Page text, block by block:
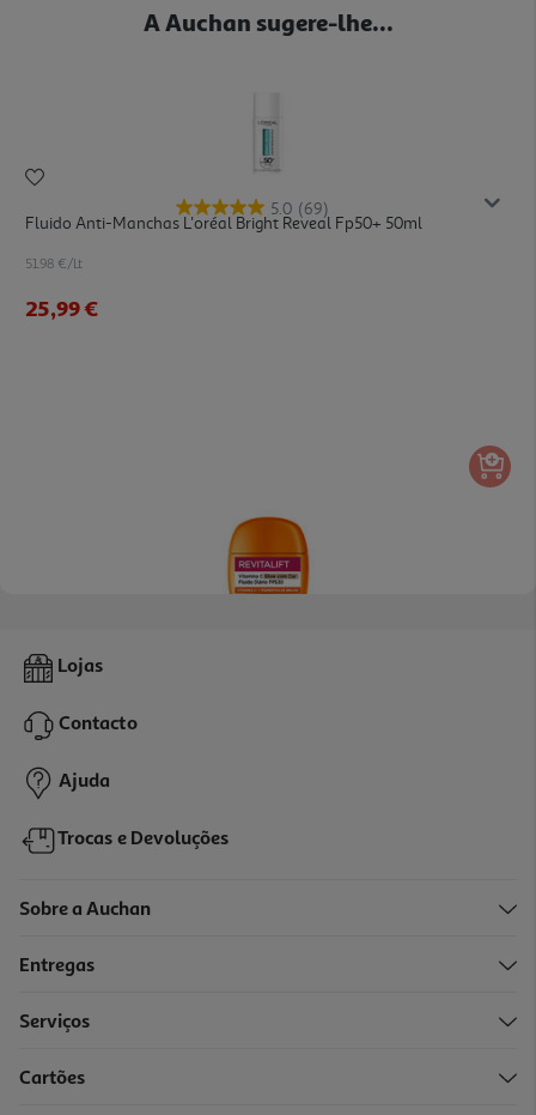
A Auchan sugere-lhe...
5.0 (69)
Fluido Anti-Manchas L'oréal Bright Reveal Fp50+ 50ml
51.98 €/Lt
25,99 €
Creme L'oréal Paris Rvt Vitamina C Spf30 40ml
23,99 €
Lojas
Contacto
Ajuda
Trocas e Devoluções
Sobre a Auchan
Entregas
Serviços
Cartões